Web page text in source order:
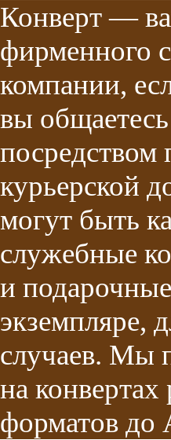
Конверт —
фирменного
компании,
вы
посредством
курьерской
могут быть
служебные
и
экземпляре,
случаев. Мы
на конвертах
форматов до